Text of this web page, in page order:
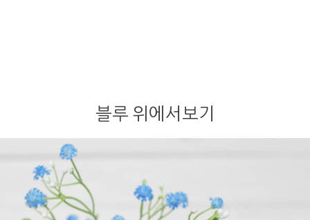
블루 위에서보기